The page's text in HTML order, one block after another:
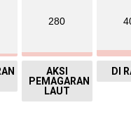
280
AKSI
PEMAGARAN
LAUT
DI